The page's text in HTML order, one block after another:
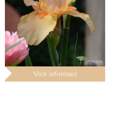
Více informací